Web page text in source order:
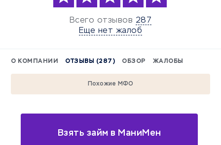
Всего отзывов 287
Еще нет жалоб
О КОМПАНИИ ОТЗЫВЫ (287) ОБЗОР ЖАЛОБЫ
Похожие МФО
Взять займ в МаниМен